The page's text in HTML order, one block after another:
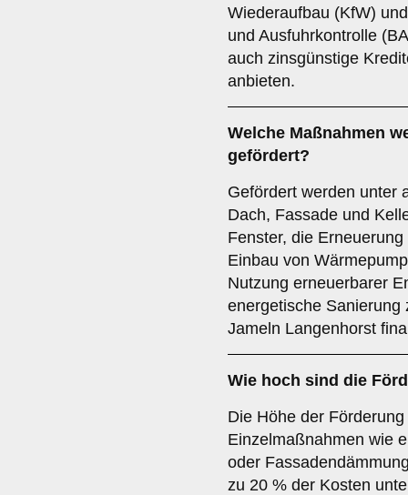
Wiederaufbau (KfW)
und Ausfuhrkontrolle
auch zinsgünstige
anbieten.
Welche Maßnahmen
gefördert?
Gefördert werden unter
Dach, Fassade und
Fenster, die
Einbau von
Nutzung erneuerbarer
energetische Sanierung
Jameln Langenhorst
Wie hoch sind die
Die Höhe der
Einzelmaßnahmen wie
oder
zu 20 % der Kosten